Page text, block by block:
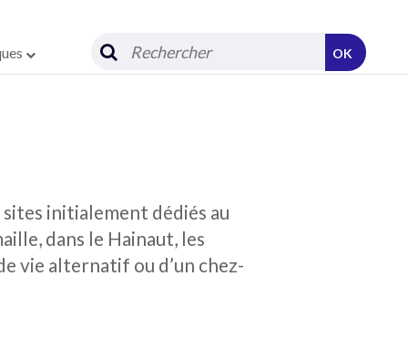
OK
initialement dédiés au
dans le Hainaut, les
vie alternatif ou d’un chez-